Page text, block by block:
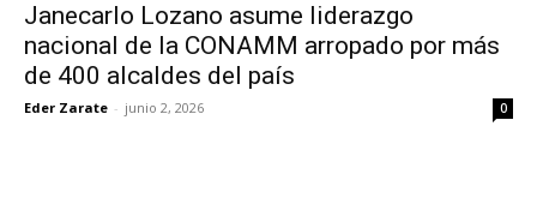
Janecarlo Lozano asume liderazgo
nacional de la CONAMM arropado por más
de 400 alcaldes del país
Eder Zarate - junio 2, 2026 0